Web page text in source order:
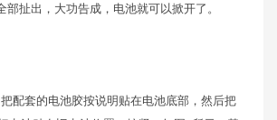
部扯出，大功告成，电池就可以掀开了。
配套的电池胶按说明贴在电池底部，然后把